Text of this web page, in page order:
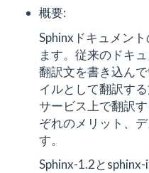
概要:
Sphinxドキュメン
ます。従来のドキ
翻訳文を書き込ん
イルとして翻訳す
サービス上で翻訳
ぞれのメリット、
す。
Sphinx-1.2と